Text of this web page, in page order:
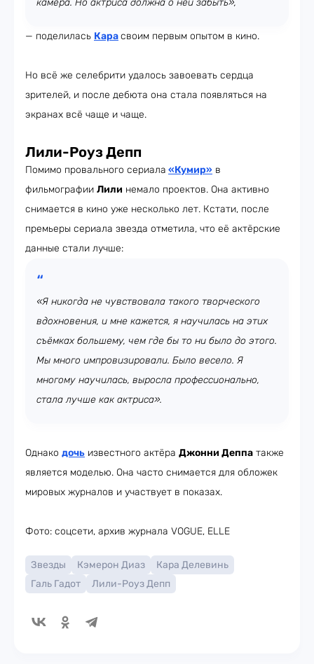
камера. Но актриса должна о ней забыть»,
— поделилась Карасвоим первым опытом в кино.
Но всё же селебрити удалось завоевать сердца
зрителей, и после дебюта она стала появляться на
экранах всё чаще и чаще.
Лили-Роуз Депп
Помимо провального сериала «Кумир» в
фильмографии Лили немало проектов. Она активно
снимается в кино уже несколько лет. Кстати, после
премьеры сериала звезда отметила, что её актёрские
данные стали лучше:
«Я никогда не чувствовала такого творческого
вдохновения, и мне кажется, я научилась на этих
съёмках большему, чем где бы то ни было до этого.
Мы много импровизировали. Было весело. Я
многому научилась, выросла профессионально,
стала лучше как актриса».
Однако дочь известного актёра Джонни Деппа также
является моделью. Она часто снимается для обложек
мировых журналов и участвует в показах.
Фото: соцсети, архив журнала VOGUE, ELLE
Звезды Кэмерон Диаз
Кара Делевинь
Галь Гадот
Лили-Роуз Депп